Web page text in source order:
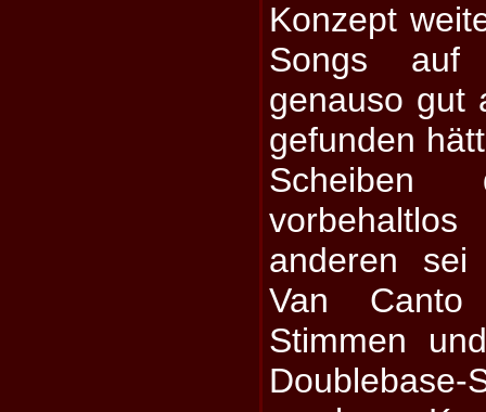
Konzept
Songs
genauso gut
gefunden
Scheiben
anderen
Van
Stimmen